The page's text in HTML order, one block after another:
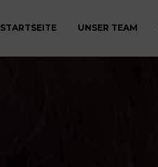
STARTSEITE UNSER TEAM